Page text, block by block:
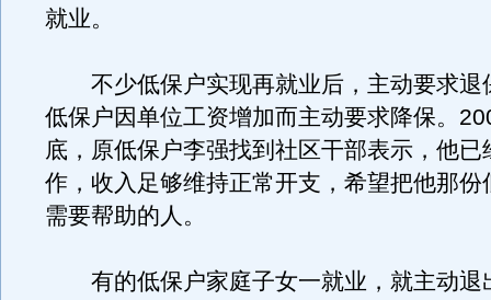
就业。
不少低保户实现再就业后，主动要求退
低保户因单位工资增加而主动要求降保。
底，原低保户李强找到社区干部表示，他已
作，收入足够维持正常开支，希望把他那份
需要帮助的人。
有的低保户家庭子女一就业，就主动退